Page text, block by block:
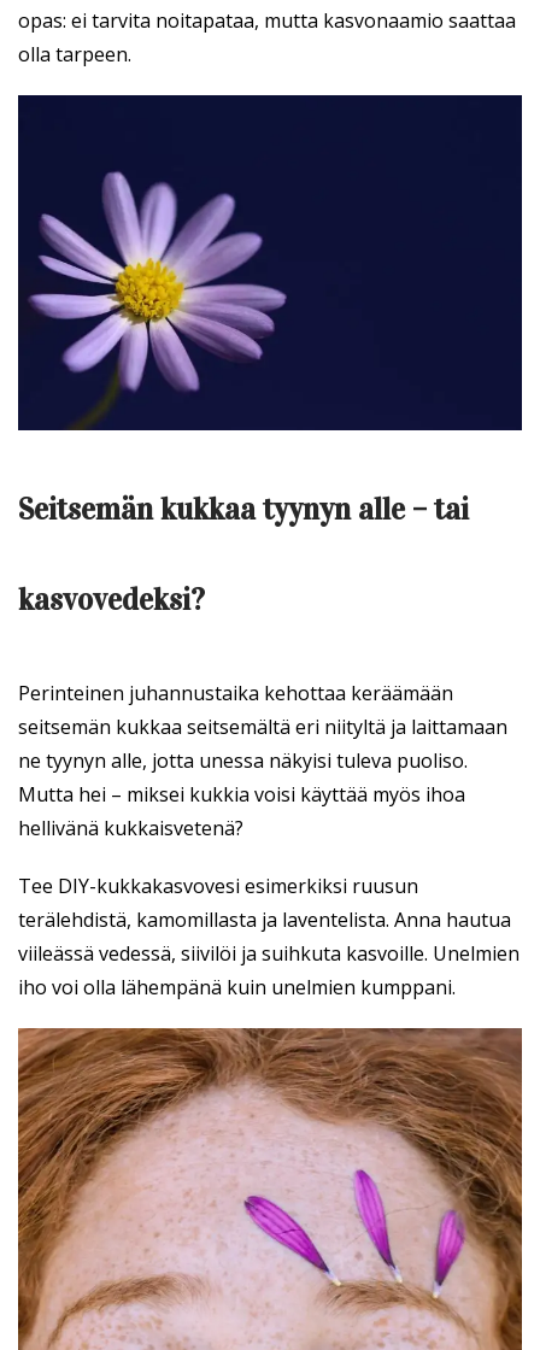
opas: ei tarvita noitapataa, mutta kasvonaamio saattaa
olla tarpeen.
Seitsemän kukkaa tyynyn alle – tai
kasvovedeksi?
Perinteinen juhannustaika kehottaa keräämään
seitsemän kukkaa seitsemältä eri niityltä ja laittamaan
ne tyynyn alle, jotta unessa näkyisi tuleva puoliso.
Mutta hei – miksei kukkia voisi käyttää myös ihoa
hellivänä kukkaisvetenä?
Tee DIY-kukkakasvovesi esimerkiksi ruusun
terälehdistä, kamomillasta ja laventelista. Anna hautua
viileässä vedessä, siivilöi ja suihkuta kasvoille. Unelmien
iho voi olla lähempänä kuin unelmien kumppani.